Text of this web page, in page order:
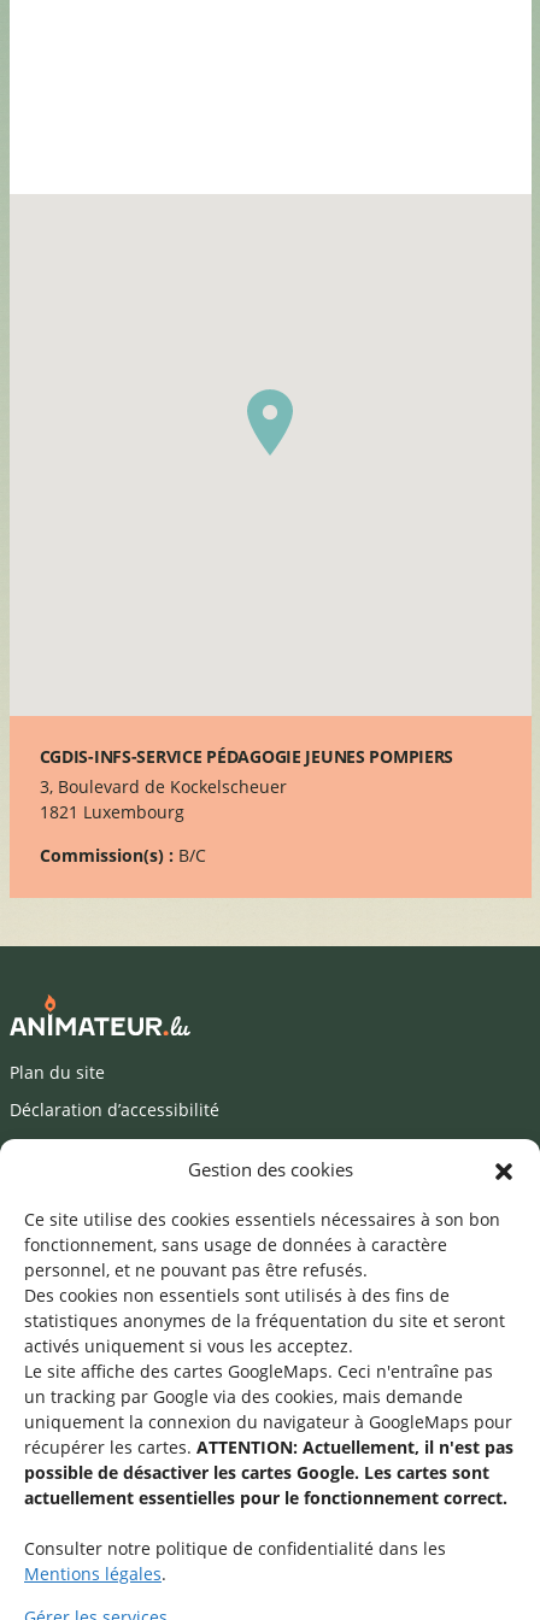
Gestion des cookies
Ce site utilise des cookies essentiels nécessaires à son bon
fonctionnement, sans usage de données à caractère
personnel, et ne pouvant pas être refusés.
Des cookies non essentiels sont utilisés à des fins de
statistiques anonymes de la fréquentation du site et seront
activés uniquement si vous les acceptez.
Le site affiche des cartes GoogleMaps. Ceci n'entraîne pas
un tracking par Google via des cookies, mais demande
uniquement la connexion du navigateur à GoogleMaps pour
récupérer les cartes. ATTENTION: Actuellement, il n'est pas
possible de désactiver les cartes Google. Les cartes sont
actuellement essentielles pour le fonctionnement correct.
Consulter notre politique de confidentialité dans les
Mentions légales.
CGDIS-INFS-SERVICE PÉDAGOGIE JEUNES POMPIERS
3, Boulevard de Kockelscheuer
1821 Luxembourg
Commission(s) : B/C
Plan du site
Déclaration d’accessibilité
Mentions légales
Une offre du
Service national de la jeunesse
48-50 rue Charles Martel